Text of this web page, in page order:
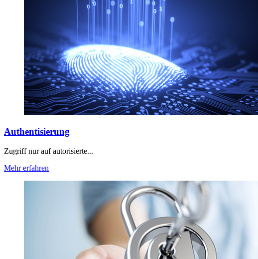
Authentisierung
Zugriff nur auf autorisierte...
Mehr erfahren